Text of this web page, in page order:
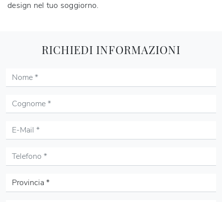
design nel tuo soggiorno.
RICHIEDI INFORMAZIONI